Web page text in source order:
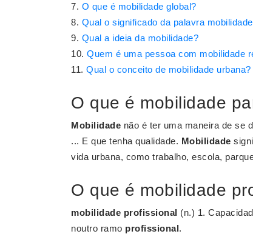
O que é mobilidade global?
Qual o significado da palavra
Qual a ideia da mobilidade?
Quem é uma pessoa com mobilidade
Qual o conceito de mobilidade urbana?
O que é mobilidade
Mobilidade não é ter uma maneira de se
... E que tenha qualidade. Mobilidade
vida urbana, como trabalho, escola,
O que é mobilidade
mobilidade profissional (n.) 1.
noutro ramo profissional.